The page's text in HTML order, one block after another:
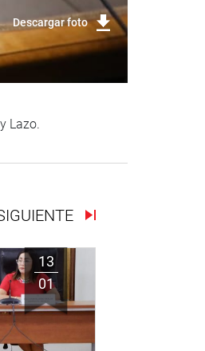
Descargar foto
Lazo.
13
01